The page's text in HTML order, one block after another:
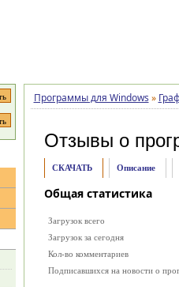
Программы для Windows »
Отзывы о
СКАЧАТЬ Описание
Общая статистика
Загрузок всего
Загрузок за сегодня
Кол-во комментариев
Подписавшихся на новости о